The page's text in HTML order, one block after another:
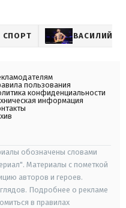
СПОРТ ВАСИЛИЙ
пользования
конфиденциальности
информация
обозначены словами
Материалы с пометкой
авторов и героев.
Подробнее о рекламе
в правилах